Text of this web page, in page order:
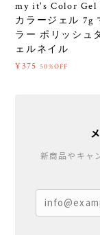
my it's Color Gel
カラージェル 7g
ラー ポリッシュ
ェルネイル
¥375 50%OFF
新商品やキャ